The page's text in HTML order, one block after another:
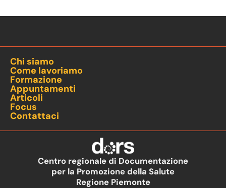
Chi siamo
Come lavoriamo
Formazione
Appuntamenti
Articoli
Focus
Contattaci
Centro regionale di Documentazione
per la Promozione della Salute
Regione Piemonte